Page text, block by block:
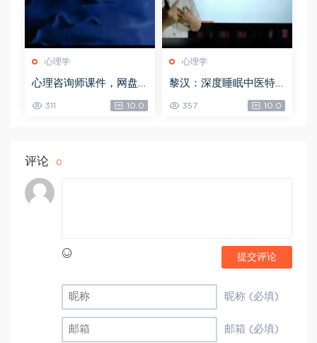
心理学
心理咨询师课件，网盘
311 10.0
心理学
黎汉：深度睡眠中医特
效调理术手法视频课 2.5
3 GB，网盘下载(2.53G)
357 10.0
评论 0
提交评论
昵称 (必填)
邮箱 (必填)